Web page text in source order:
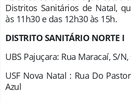
Distritos Sanitários de Natal,
às 11h30 e das 12h30 às 15h.
DISTRITO SANITÁRIO NORTE I
UBS Pajuçara: Rua Maracaí, S/
USF Nova Natal : Rua Do
Azul